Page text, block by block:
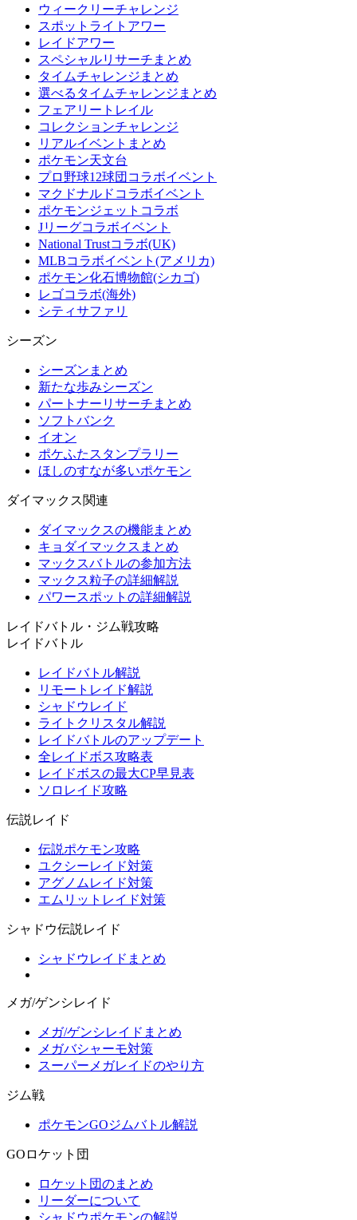
ウィークリーチャレンジ
スポットライトアワー
レイドアワー
スペシャルリサーチまとめ
タイムチャレンジまとめ
選べるタイムチャレンジまとめ
フェアリートレイル
コレクションチャレンジ
リアルイベントまとめ
ポケモン天文台
プロ野球12球団コラボイベント
マクドナルドコラボイベント
ポケモンジェットコラボ
Jリーグコラボイベント
National Trustコラボ(UK)
MLBコラボイベント(アメリカ)
ポケモン化石博物館(シカゴ)
レゴコラボ(海外)
シティサファリ
シーズン
シーズンまとめ
新たな歩みシーズン
パートナーリサーチまとめ
ソフトバンク
イオン
ポケふたスタンプラリー
ほしのすなが多いポケモン
ダイマックス関連
ダイマックスの機能まとめ
キョダイマックスまとめ
マックスバトルの参加方法
マックス粒子の詳細解説
パワースポットの詳細解説
レイドバトル・ジム戦攻略
レイドバトル
レイドバトル解説
リモートレイド解説
シャドウレイド
ライトクリスタル解説
レイドバトルのアップデート
全レイドボス攻略表
レイドボスの最大CP早見表
ソロレイド攻略
伝説レイド
伝説ポケモン攻略
ユクシーレイド対策
アグノムレイド対策
エムリットレイド対策
シャドウ伝説レイド
シャドウレイドまとめ
メガ/ゲンシレイド
メガ/ゲンシレイドまとめ
メガバシャーモ対策
スーパーメガレイドのやり方
ジム戦
ポケモンGOジムバトル解説
GOロケット団
ロケット団のまとめ
リーダーについて
シャドウポケモンの解説